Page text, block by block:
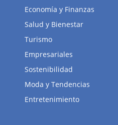
Economía y Finanzas
Salud y Bienestar
Turismo
Empresariales
Sostenibilidad
Moda y Tendencias
Entretenimiento